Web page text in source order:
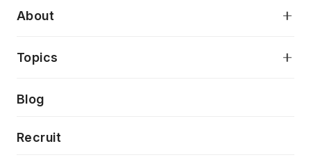
AI駆動開発支援
モダナイゼーション
特徴量エンジニアリングと生成AI
デジタルプロダクトデザイン
デザインシステム構築支援
フロントエンド開発
About
当社が目指しているもの
Topics
Press release
News
Blog
Recruit